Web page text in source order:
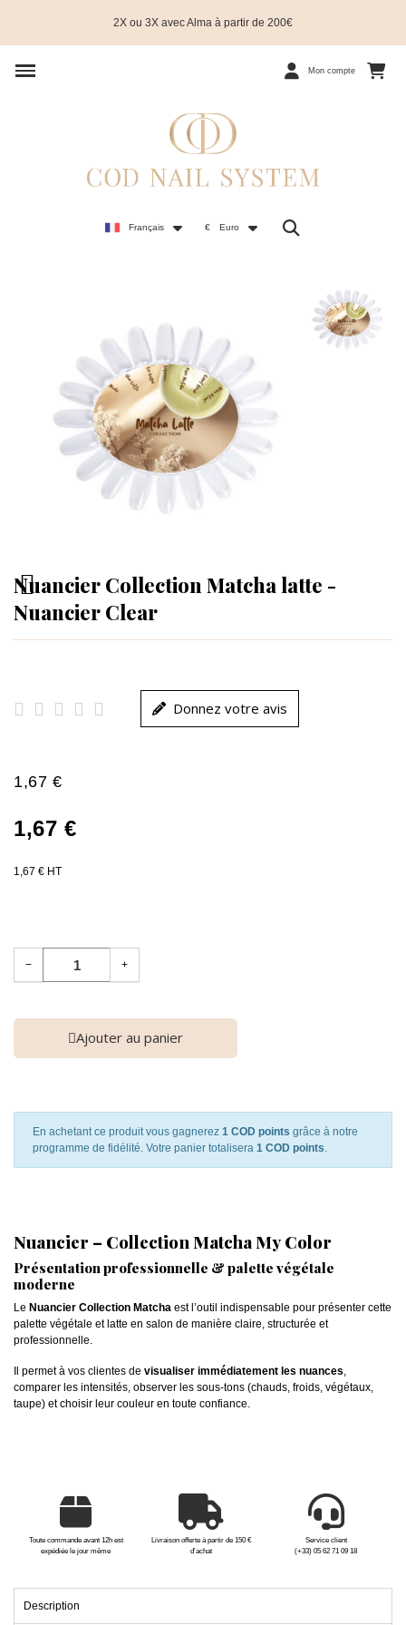
2X ou 3X avec Alma à partir de 200€
Mon compte
Français € Euro
Nuancier Collection Matcha latte -
Nuancier Clear
     Donnez votre avis
1,67 €
1,67 €
1,67 € HT
− +
Ajouter au panier
En achetant ce produit vous gagnerez 1 COD points grâce à notre
programme de fidélité. Votre panier totalisera 1 COD points.
Nuancier – Collection Matcha My Color
Présentation professionnelle & palette végétale
moderne
Le Nuancier Collection Matcha est l’outil indispensable pour présenter cette
palette végétale et latte en salon de manière claire, structurée et
professionnelle.
Il permet à vos clientes de visualiser immédiatement les nuances,
comparer les intensités, observer les sous-tons (chauds, froids, végétaux,
taupe) et choisir leur couleur en toute confiance.
Toute commande avant 12h est
expédiée le jour même
Livraison offerte à partir de 150 €
d'achat
Service client
(+33) 05 62 71 09 18
Description